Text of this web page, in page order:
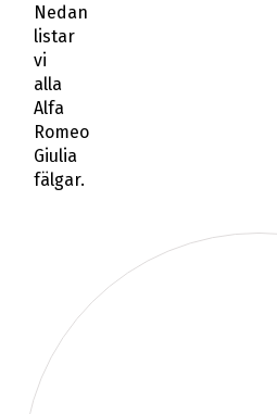
Nedan
listar
vi
alla
Alfa
Romeo
Giulia
fälgar.